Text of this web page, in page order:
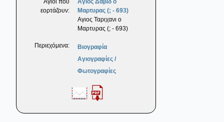
Άγιοι που
εορτάζουν:
Αγιος Δαβιδ ο
Μαρτυρας (; - 693)
Αγιος Ταριχανι ο
Μαρτυρας (; - 693)
Περιεχόμενα:
Βιογραφία
Αγιογραφίες /
Φωτογραφίες